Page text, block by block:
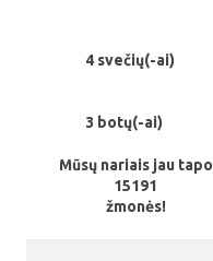
4 svečių(-ai)
3 botų(-ai)
Mūsų nariais jau tapo
15191
žmonės!